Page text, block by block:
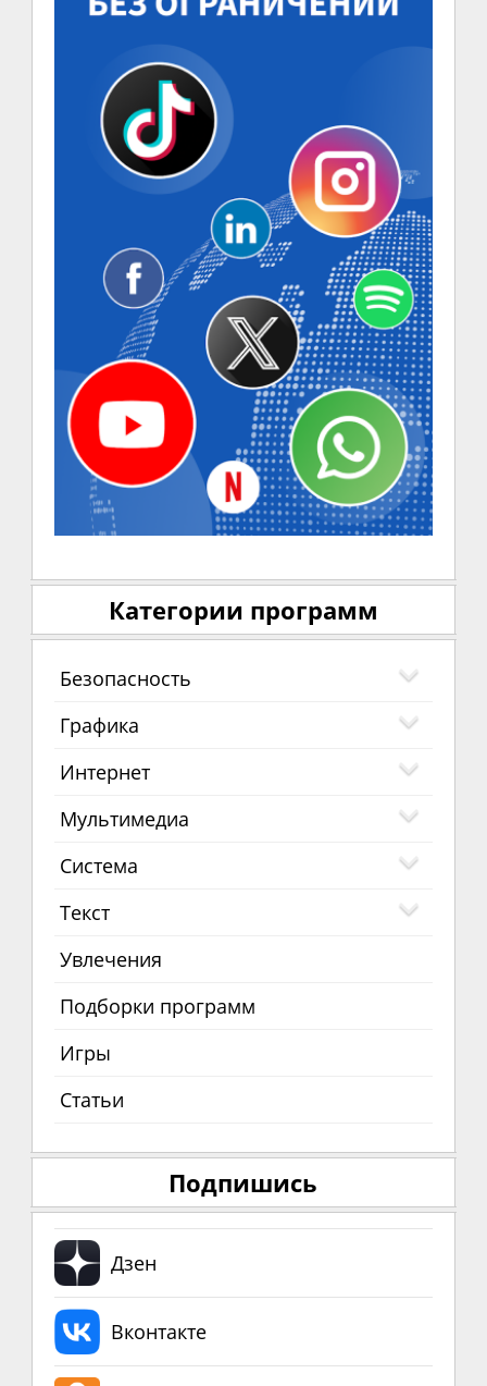
Категории программ
Безопасность
Графика
Интернет
Мультимедиа
Система
Текст
Увлечения
Подборки программ
Игры
Статьи
Подпишись
Дзен
Вконтакте